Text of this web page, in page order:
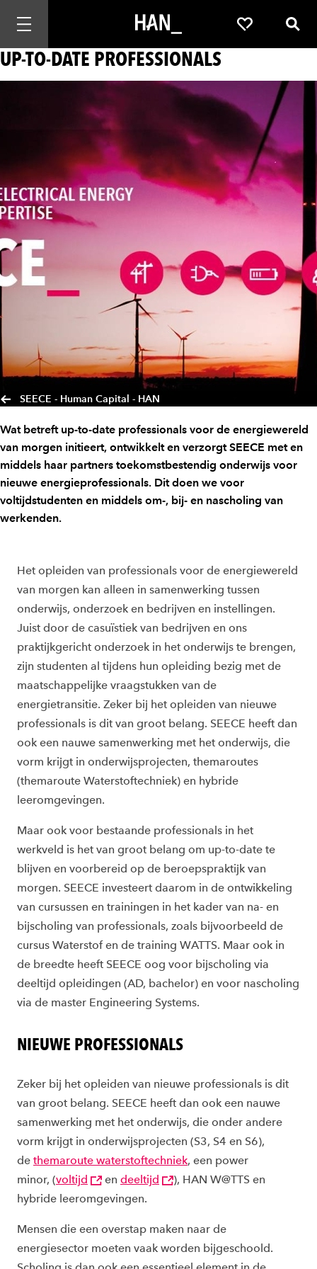
Mobiele navigatie openen Favorieten
UP-TO-DATE PROFESSIONALS
SEECE - Human Capital - HAN
Wat betreft up-to-date professionals voor de energiewereld
van morgen initieert, ontwikkelt en verzorgt SEECE met en
middels haar partners toekomstbestendig onderwijs voor
nieuwe energieprofessionals. Dit doen we voor
voltijdstudenten en middels om-, bij- en nascholing van
werkenden.
Het opleiden van professionals voor de energiewereld
van morgen kan alleen in samenwerking tussen
onderwijs, onderzoek en bedrijven en instellingen.
Juist door de casuïstiek van bedrijven en ons
praktijkgericht onderzoek in het onderwijs te brengen,
zijn studenten al tijdens hun opleiding bezig met de
maatschappelijke vraagstukken van de
energietransitie. Zeker bij het opleiden van nieuwe
professionals is dit van groot belang. SEECE heeft dan
ook een nauwe samenwerking met het onderwijs, die
vorm krijgt in onderwijsprojecten, themaroutes
(themaroute Waterstoftechniek) en hybride
leeromgevingen.
Maar ook voor bestaande professionals in het
werkveld is het van groot belang om up-to-date te
blijven en voorbereid op de beroepspraktijk van
morgen. SEECE investeert daarom in de ontwikkeling
van cursussen en trainingen in het kader van na- en
bijscholing van professionals, zoals bijvoorbeeld de
cursus Waterstof en de training WATTS. Maar ook in
de breedte heeft SEECE oog voor bijscholing via
deeltijd opleidingen (AD, bachelor) en voor nascholing
via de master Engineering Systems.
NIEUWE PROFESSIONALS
Zeker bij het opleiden van nieuwe professionals is dit
van groot belang. SEECE heeft dan ook een nauwe
samenwerking met het onderwijs, die onder andere
vorm krijgt in onderwijsprojecten (S3, S4 en S6),
de themaroute waterstoftechniek, een power
minor, (voltijd en deeltijd ), HAN W@TTS en
hybride leeromgevingen.
Mensen die een overstap maken naar de
energiesector moeten vaak worden bijgeschoold.